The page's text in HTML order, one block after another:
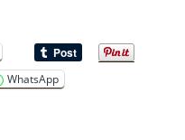
WhatsApp